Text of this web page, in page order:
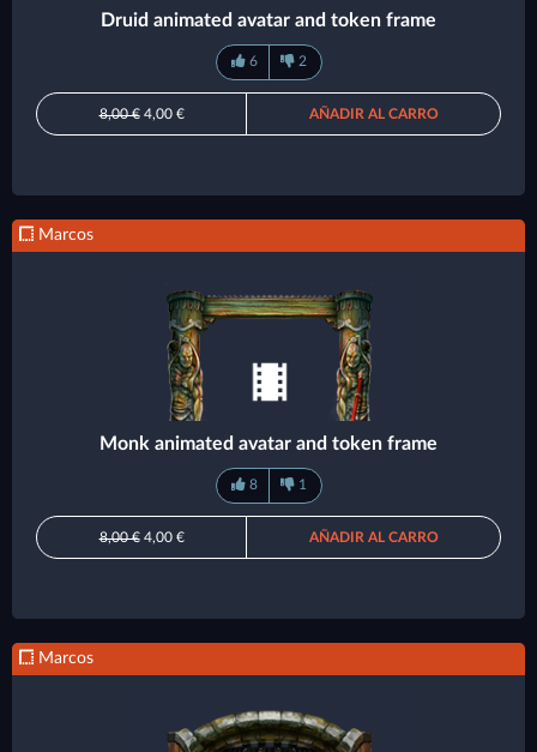
Druid animated avatar and token frame
6 2
8,00 €4,00 € AÑADIR AL CARRO
Marcos
Monk animated avatar and token frame
8 1
8,00 €4,00 € AÑADIR AL CARRO
Marcos